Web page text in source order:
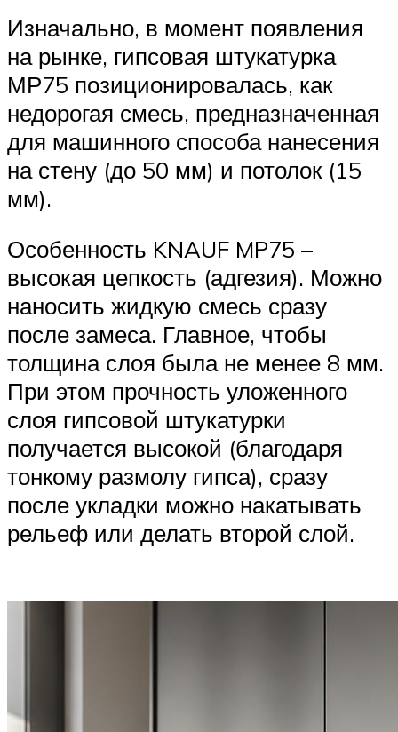
Изначально, в момент появления
на рынке, гипсовая штукатурка
МР75 позиционировалась, как
недорогая смесь, предназначенная
для машинного способа нанесения
на стену (до 50 мм) и потолок (15
мм).
Особенность KNAUF MP75 –
высокая цепкость (адгезия). Можно
наносить жидкую смесь сразу
после замеса. Главное, чтобы
толщина слоя была не менее 8 мм.
При этом прочность уложенного
слоя гипсовой штукатурки
получается высокой (благодаря
тонкому размолу гипса), сразу
после укладки можно накатывать
рельеф или делать второй слой.